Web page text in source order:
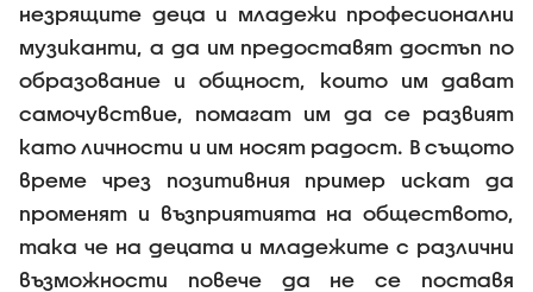
незрящите деца и младежи професионални
музиканти, а да им предоставят достъп по
образование и общност, които им дават
самочувствие, помагат им да се развият
като личности и им носят радост. В същото
време чрез позитивния пример искат да
променят и възприятията на обществото,
така че на децата и младежите с различни
възможности повече да не се поставя